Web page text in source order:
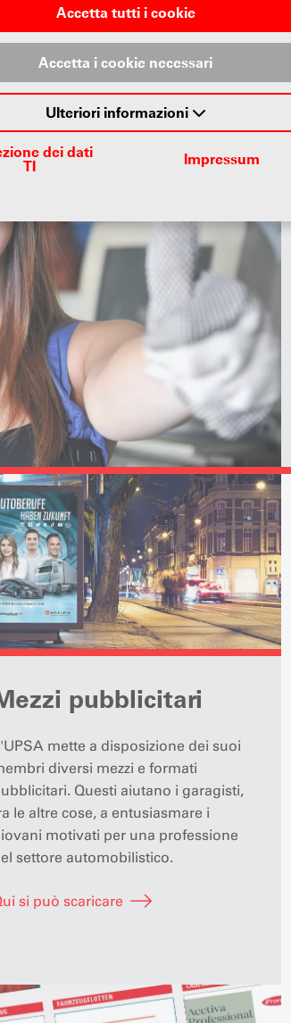
Accetta tutti i cookie
Accetta i cookie necessari
Ulteriori informazioni
dei dati
TI
Impressum
pubblicitari
mette a disposizione dei suoi
diversi mezzi e formati
Questi aiutano i garagisti,
le altre cose, a entusiasmare i
motivati per una professione
settore automobilistico.
si può scaricare